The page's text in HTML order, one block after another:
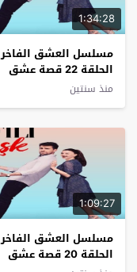
1:34:28
مسلسل العشق الفاخر
الحلقة 22 قصة عشق
منذ سنتين
1:09:27
مسلسل العشق الفاخر
الحلقة 20 قصة عشق